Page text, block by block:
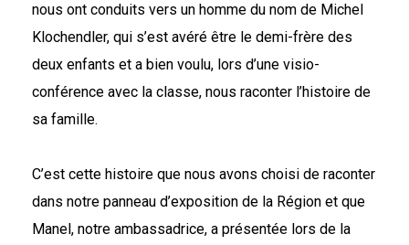
nous ont conduits vers un homme du nom de Michel
Klochendler, qui s’est avéré être le demi-frère des
deux enfants et a bien voulu, lors d’une visio-
conférence avec la classe, nous raconter l’histoire de
sa famille.
C’est cette histoire que nous avons choisi de raconter
dans notre panneau d’exposition de la Région et que
Manel, notre ambassadrice, a présentée lors de la